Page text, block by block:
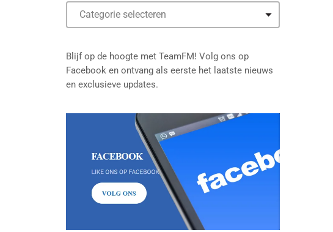
Blijf op de hoogte met TeamFM! Volg ons op
Facebook en ontvang als eerste het laatste nieuws
en exclusieve updates.